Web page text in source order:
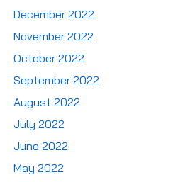
December 2022
November 2022
October 2022
September 2022
August 2022
July 2022
June 2022
May 2022